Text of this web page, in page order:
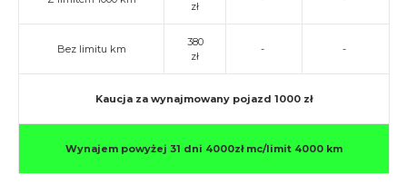
zł
Bez limitu km
380
zł
- -
Kaucja za wynajmowany pojazd 1000 zł
Wynajem powyżej 31 dni 4000zł mc/limit 4000 km